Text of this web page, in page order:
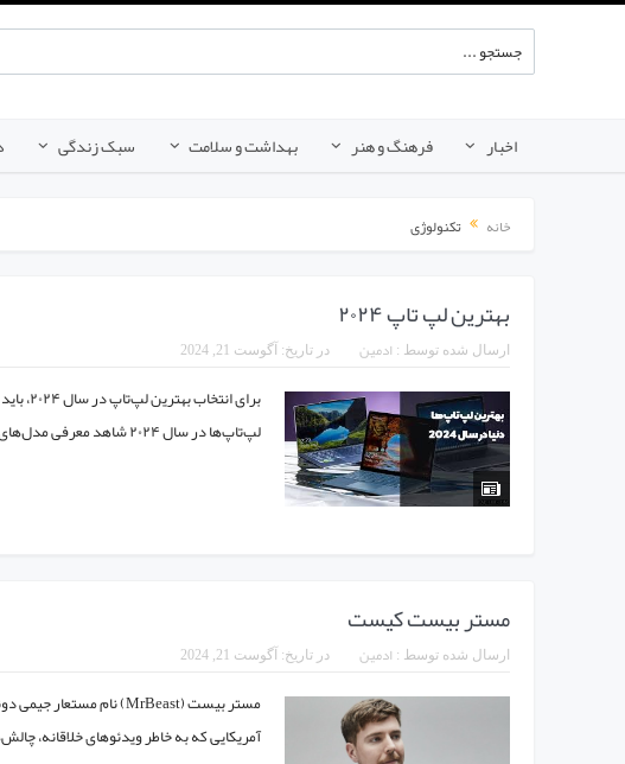
اخبار فرهنگ و هنر بهداشت و سلامت سبک زندگی
خانه تکنولوژی
بهترین لپ تاپ ۲۰۲۴
ارسال شده توسط : ادمین در تاریخ: آگوست 21, 2024
برای
لپ‌تاپ‌ها در سال ۲۰۲۴ شاهد معرفی مدل‌های متنوعی از برندهای مختلف است...
مستر بیست کیست
ارسال شده توسط : ادمین در تاریخ: آگوست 21, 2024
آمریکایی که به خاطر ویدئوهای خلاقانه،